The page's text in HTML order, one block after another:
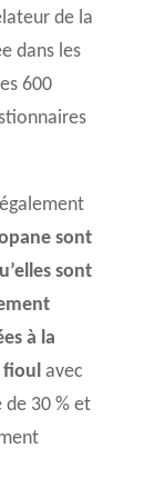
de la
dans les
600
sont
sont
à la
fioul avec
de 30 % et